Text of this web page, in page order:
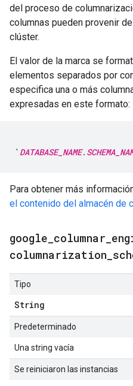
del proceso de
columnas pueden provenir
clúster.
El valor de la marca se
elementos separados por
especifica una o más
expresadas en este formato:
' DATABASE_NAME.
Para obtener más
el contenido del almacén de
google columnar
columnarization
Tipo
String
Predeterminado
Una string vacía
Se reiniciaron las instancias